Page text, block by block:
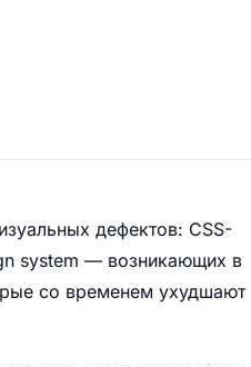
дефектов: CSS-
system — возникающих в
со временем ухудшают